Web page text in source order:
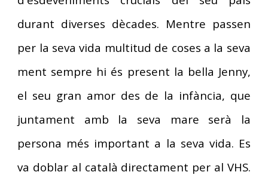
durant diverses dècades. Mentre passen
per la seva vida multitud de coses a la seva
ment sempre hi és present la bella Jenny,
el seu gran amor des de la infància, que
juntament amb la seva mare serà la
persona més important a la seva vida. Es
va doblar al català directament per al VHS.